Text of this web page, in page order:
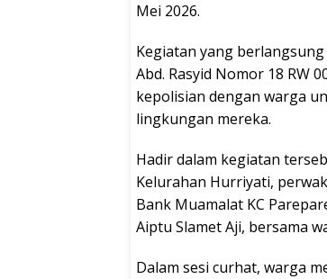
Mei 2026.
Kegiatan yang
Abd. Rasyid Nomor 18 RW
kepolisian dengan warga
lingkungan mereka.
Hadir dalam kegiatan
Kelurahan Hurriyati,
Bank Muamalat KC
Aiptu Slamet Aji, bersama
Dalam sesi curhat, warga